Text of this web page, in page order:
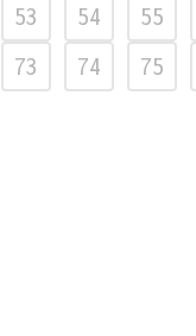
53 54 55
73 74 75